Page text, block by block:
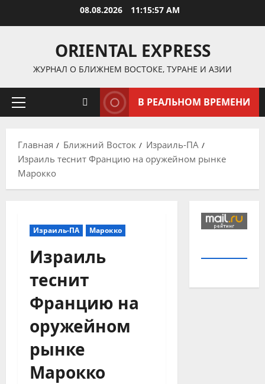
08.08.2026 11:15:58 AM
ORIENTAL EXPRESS
ЖУРНАЛ О БЛИЖНЕМ ВОСТОКЕ, ТУРАНЕ И АЗИИ
Основное
В РЕАЛЬНОМ ВРЕМЕНИ
Главная Ближний Восток
Израиль-ПА
Израиль теснит Францию на оружейном рынке
Марокко
Израиль-ПА Марокко
Израиль
теснит
Францию на
оружейном
рынке
Марокко